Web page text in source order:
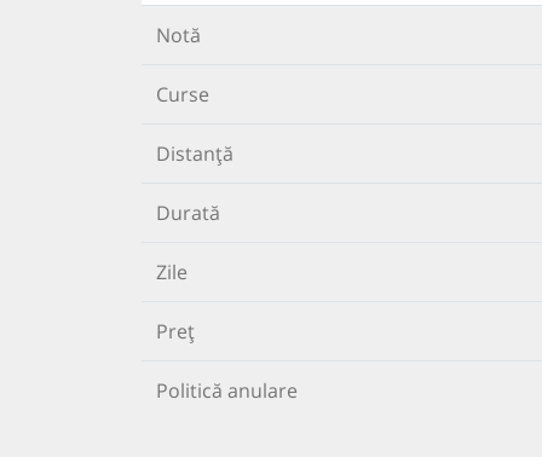
Notă
Curse
Distanță
Durată
Zile
Preț
Politică anulare